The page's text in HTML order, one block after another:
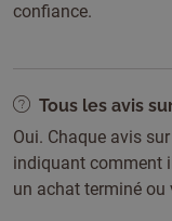
confiance.
Tous les avis
Oui. Chaque avis
indiquant comment
un achat terminé ou